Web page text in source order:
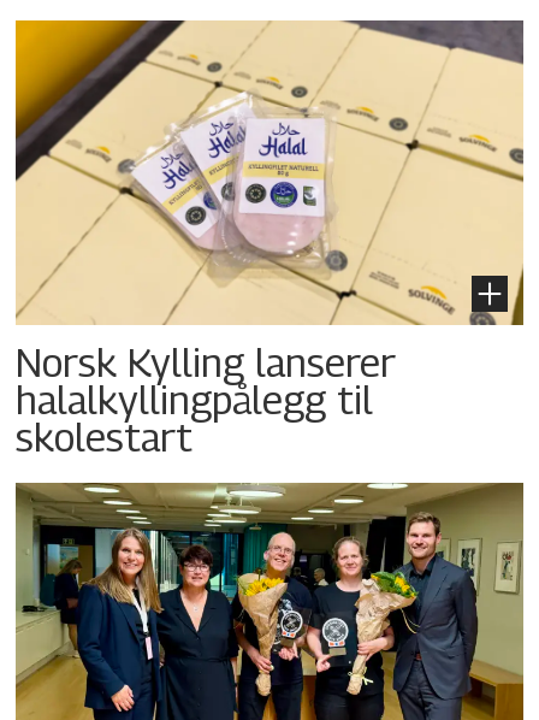
Norsk Kylling lanserer
halalkyllingpålegg til
skolestart